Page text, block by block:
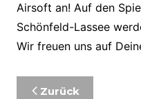
Airsoft an! Auf den
Schönfeld-Lassee
Wir freuen uns auf
Zurück